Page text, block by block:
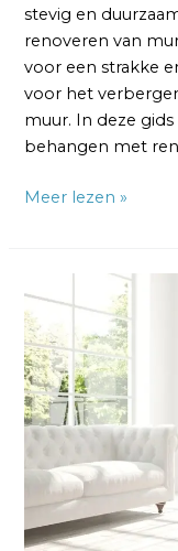
stevig en
renoveren van
voor een strakke
voor het
muur. In deze
behangen met
Meer lezen »
met
Vliesbehang:
De
Beste
Techniek